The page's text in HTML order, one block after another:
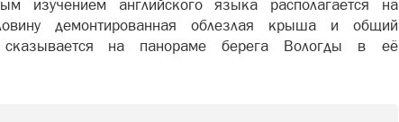
изучением английского языка располагается на
демонтированная облезлая крыша и общий
на панораме берега Вологды в её